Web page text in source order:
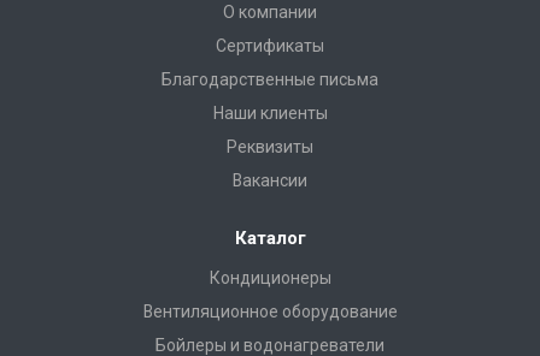
О компании
Сертификаты
Благодарственные письма
Наши клиенты
Реквизиты
Вакансии
Каталог
Кондиционеры
Вентиляционное оборудование
Бойлеры и водонагреватели